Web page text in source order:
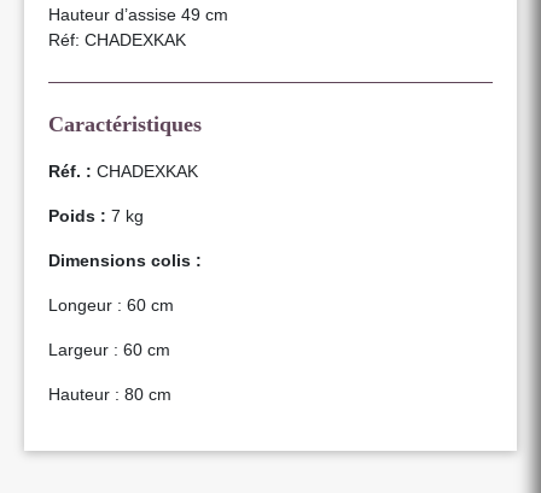
Hauteur d’assise 49 cm
Réf: CHADEXKAK
Caractéristiques
Réf. : CHADEXKAK
Poids : 7 kg
Dimensions colis :
Longeur : 60 cm
Largeur : 60 cm
Hauteur : 80 cm